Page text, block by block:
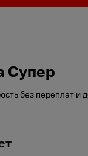
Супер
без переплат и